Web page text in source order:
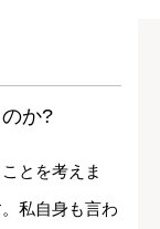
か?
とを考えま
私自身も言わ